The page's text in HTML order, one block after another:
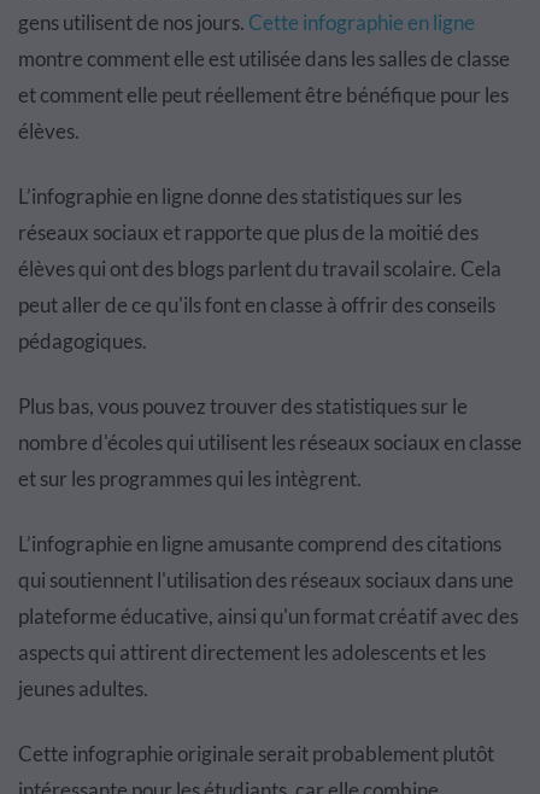
gens utilisent de nos jours. Cette infographie en ligne
montre comment elle est utilisée dans les salles de classe
et comment elle peut réellement être bénéfique pour les
élèves.
L’infographie en ligne donne des statistiques sur les
réseaux sociaux et rapporte que plus de la moitié des
élèves qui ont des blogs parlent du travail scolaire. Cela
peut aller de ce qu'ils font en classe à offrir des conseils
pédagogiques.
Plus bas, vous pouvez trouver des statistiques sur le
nombre d'écoles qui utilisent les réseaux sociaux en classe
et sur les programmes qui les intègrent.
L’infographie en ligne amusante comprend des citations
qui soutiennent l'utilisation des réseaux sociaux dans une
plateforme éducative, ainsi qu'un format créatif avec des
aspects qui attirent directement les adolescents et les
jeunes adultes.
Cette infographie originale serait probablement plutôt